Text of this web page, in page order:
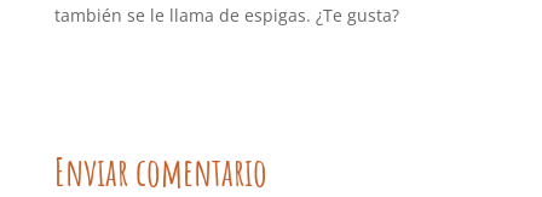
también se le llama de espigas. ¿Te gusta?
Enviar comentario